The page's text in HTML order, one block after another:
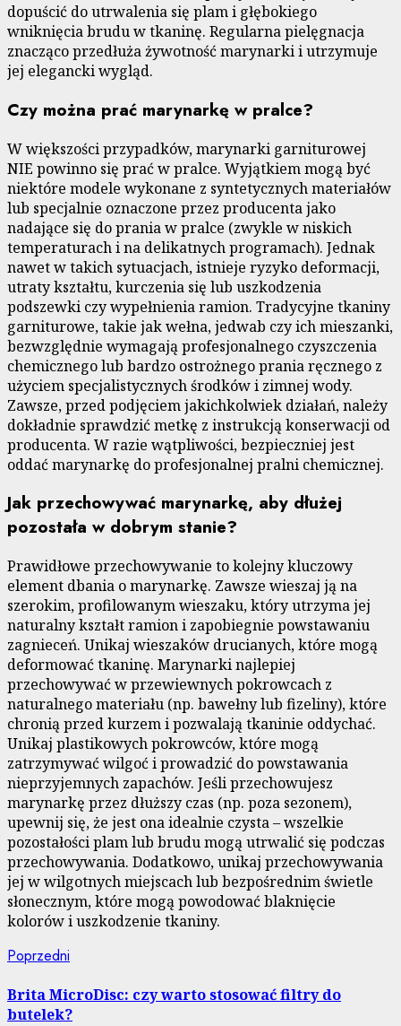
dopuścić do utrwalenia się plam i głębokiego
wniknięcia brudu w tkaninę. Regularna pielęgnacja
znacząco przedłuża żywotność marynarki i utrzymuje
jej elegancki wygląd.
Czy można prać marynarkę w pralce?
W większości przypadków, marynarki garniturowej
NIE powinno się prać w pralce. Wyjątkiem mogą być
niektóre modele wykonane z syntetycznych materiałów
lub specjalnie oznaczone przez producenta jako
nadające się do prania w pralce (zwykle w niskich
temperaturach i na delikatnych programach). Jednak
nawet w takich sytuacjach, istnieje ryzyko deformacji,
utraty kształtu, kurczenia się lub uszkodzenia
podszewki czy wypełnienia ramion. Tradycyjne tkaniny
garniturowe, takie jak wełna, jedwab czy ich mieszanki,
bezwzględnie wymagają profesjonalnego czyszczenia
chemicznego lub bardzo ostrożnego prania ręcznego z
użyciem specjalistycznych środków i zimnej wody.
Zawsze, przed podjęciem jakichkolwiek działań, należy
dokładnie sprawdzić metkę z instrukcją konserwacji od
producenta. W razie wątpliwości, bezpieczniej jest
oddać marynarkę do profesjonalnej pralni chemicznej.
Jak przechowywać marynarkę, aby dłużej
pozostała w dobrym stanie?
Prawidłowe przechowywanie to kolejny kluczowy
element dbania o marynarkę. Zawsze wieszaj ją na
szerokim, profilowanym wieszaku, który utrzyma jej
naturalny kształt ramion i zapobiegnie powstawaniu
zagnieceń. Unikaj wieszaków drucianych, które mogą
deformować tkaninę. Marynarki najlepiej
przechowywać w przewiewnych pokrowcach z
naturalnego materiału (np. bawełny lub fizeliny), które
chronią przed kurzem i pozwalają tkaninie oddychać.
Unikaj plastikowych pokrowców, które mogą
zatrzymywać wilgoć i prowadzić do powstawania
nieprzyjemnych zapachów. Jeśli przechowujesz
marynarkę przez dłuższy czas (np. poza sezonem),
upewnij się, że jest ona idealnie czysta – wszelkie
pozostałości plam lub brudu mogą utrwalić się podczas
przechowywania. Dodatkowo, unikaj przechowywania
jej w wilgotnych miejscach lub bezpośrednim świetle
słonecznym, które mogą powodować blaknięcie
kolorów i uszkodzenie tkaniny.
Nawigacja
wpisu
Poprzedni
Brita MicroDisc: czy warto stosować filtry do
butelek?